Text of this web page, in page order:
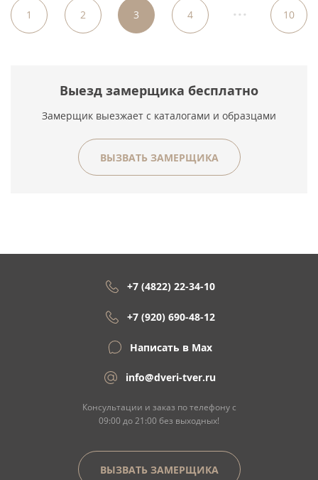
1 2 3 4 ... 10
Выезд замерщика бесплатно
Замерщик выезжает с каталогами и образцами
ВЫЗВАТЬ ЗАМЕРЩИКА
+7 (4822) 22-34-10
+7 (920) 690-48-12
Написать в Max
info@dveri-tver.ru
Консультации и заказ по телефону с
09:00 до 21:00 без выходных!
ВЫЗВАТЬ ЗАМЕРЩИКА